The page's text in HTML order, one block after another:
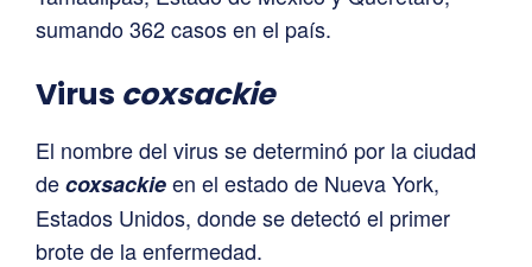
sumando 362 casos en el país.
Virus coxsackie
El nombre del virus se determinó por la ciudad
decoxsackieen el estado de Nueva York,
Estados Unidos, donde se detectó el primer
brote de la enfermedad.